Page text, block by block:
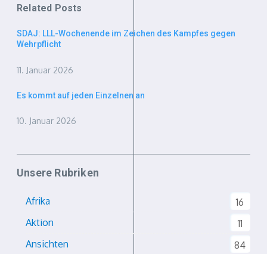
Related Posts
SDAJ: LLL-Wochenende im Zeichen des Kampfes gegen
Wehrpflicht
11. Januar 2026
Es kommt auf jeden Einzelnen an
10. Januar 2026
Unsere Rubriken
Afrika
16
Aktion
11
Ansichten
84